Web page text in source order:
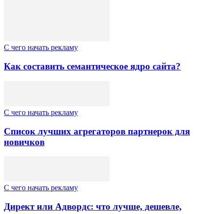
C чего начать рекламу
Как составить семантическое ядро сайта?
C чего начать рекламу
Список лучших агрегаторов партнерок для
новичков
C чего начать рекламу
Директ или Адвордс: что лучше, дешевле,